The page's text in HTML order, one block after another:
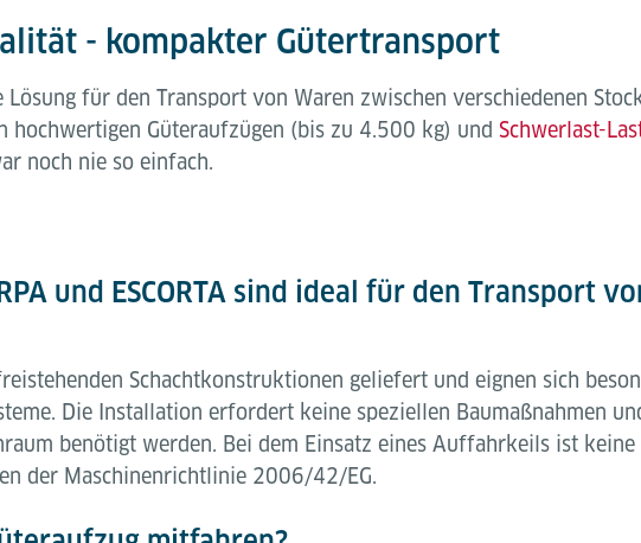
- kompakter Gütertransport
für den Transport von Waren zwischen verschiedenen
Güteraufzügen (bis zu 4.500 kg) und Schwerlast-
noch nie so einfach.
und ESCORTA sind ideal für den Transport
Schachtkonstruktionen geliefert und eignen sich
Die Installation erfordert keine speziellen Baumaßnahmen
benötigt werden. Bei dem Einsatz eines Auffahrkeils ist
der Maschinenrichtlinie 2006/42/EG.